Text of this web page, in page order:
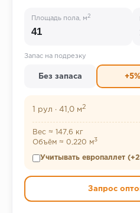
Площадь пола, м 2
Запас на подрезку
Без запаса +5%
1 рул · 41,0 м 2
Вес ≈ 147,6 кг
Объём ≈ 0,220 м3
Учитывать европаллет
Запрос